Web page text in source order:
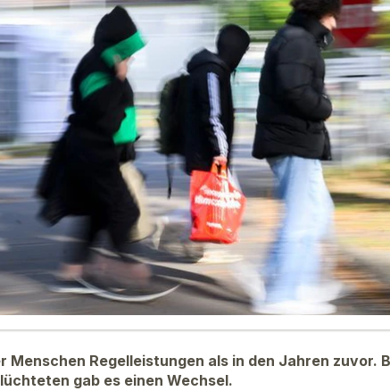
Menschen Regelleistungen als in den Jahren zuvor.
gab es einen Wechsel.